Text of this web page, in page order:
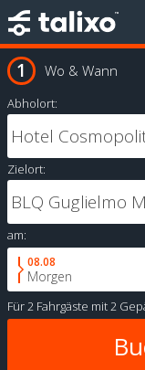
Wo & Wann
Abholort:
Zielort:
am:
08.08
Morgen
Für2 Fahrgäste mit2